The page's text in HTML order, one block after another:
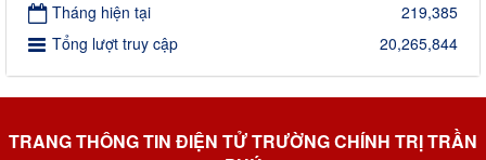
Tháng hiện tại
219,385
Tổng lượt truy cập
20,265,844
TRANG THÔNG TIN ĐIỆN TỬ TRƯỜNG CHÍNH TRỊ TRẦN